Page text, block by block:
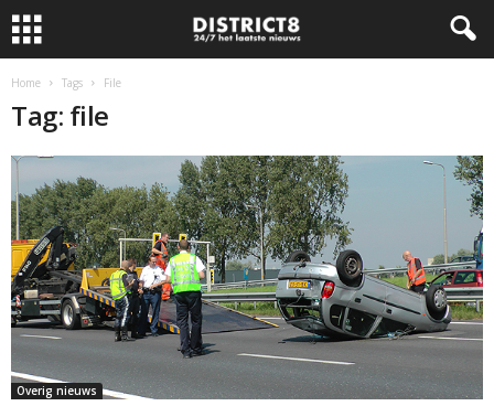
Home Tags File
Tag: file
Overig nieuws